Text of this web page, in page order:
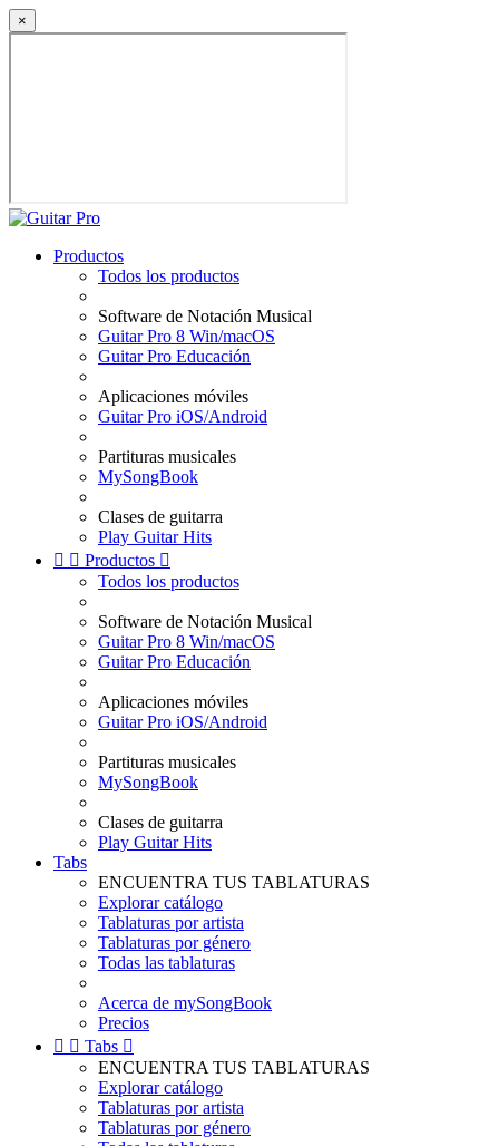
×
Productos
Todos los productos
Software de Notación Musical
Guitar Pro 8 Win/macOS
Guitar Pro Educación
Aplicaciones móviles
Guitar Pro iOS/Android
Partituras musicales
MySongBook
Clases de guitarra
Play Guitar Hits
  Productos 
Todos los productos
Software de Notación Musical
Guitar Pro 8 Win/macOS
Guitar Pro Educación
Aplicaciones móviles
Guitar Pro iOS/Android
Partituras musicales
MySongBook
Clases de guitarra
Play Guitar Hits
Tabs
ENCUENTRA TUS TABLATURAS
Explorar catálogo
Tablaturas por artista
Tablaturas por género
Todas las tablaturas
Acerca de mySongBook
Precios
  Tabs 
ENCUENTRA TUS TABLATURAS
Explorar catálogo
Tablaturas por artista
Tablaturas por género